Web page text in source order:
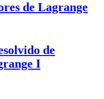
de Lagrange
de
I